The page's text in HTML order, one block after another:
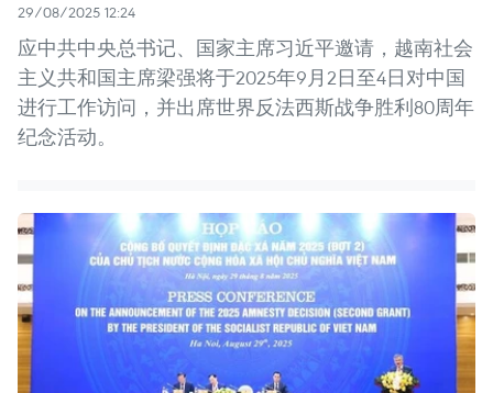
29/08/2025 12:24
应中共中央总书记、国家主席习近平邀请，越南社会
主义共和国主席梁强将于2025年9月2日至4日对中国
进行工作访问，并出席世界反法西斯战争胜利80周年
纪念活动。